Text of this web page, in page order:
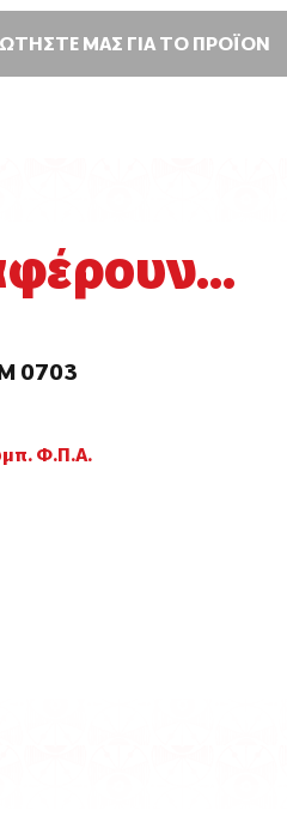
ΜΑΣ ΓΙΑ ΤΟ ΠΡΟΪΟΝ
0703
Φ.Π.Α.